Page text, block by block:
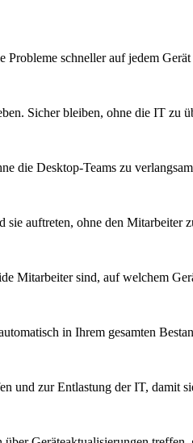
schneller auf jedem
Sicher bleiben, ohne die IT zu
die Desktop-Teams zu
auftreten, ohne den Mitarbeiter
Mitarbeiter sind, auf welchem
in Ihrem gesamten
zur Entlastung der IT, damit